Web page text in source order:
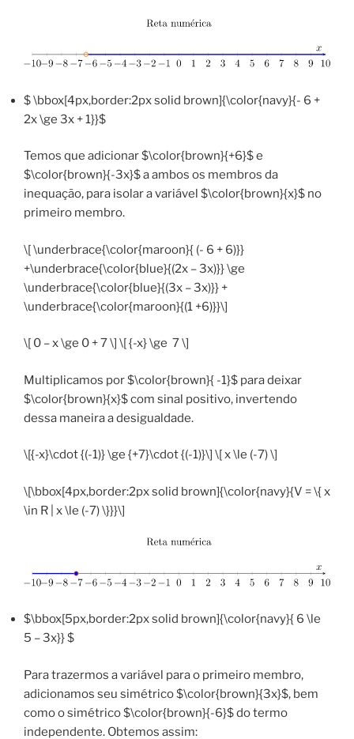
$ \bbox[4px,border:2px solid brown]{\color{navy}{- 6 +
2x \ge 3x + 1}}$
Temos que adicionar $\color{brown}{+6}$ e
$\color{brown}{-3x}$ a ambos os membros da
inequação, para isolar a variável $\color{brown}{x}$ no
primeiro membro.
\[ \underbrace{\color{maroon}{ (- 6 + 6)}}
+\underbrace{\color{blue}{(2x – 3x)}} \ge
\underbrace{\color{blue}{(3x – 3x)}} +
\underbrace{\color{maroon}{(1 +6)}}\]
\[ 0 – x \ge 0 + 7 \] \[ {-x} \ge 7 \]
Multiplicamos por $\color{brown}{ -1}$ para deixar
$\color{brown}{x}$ com sinal positivo, invertendo
dessa maneira a desigualdade.
\[{-x}\cdot {(-1)} \ge {+7}\cdot {(-1)}\] \[ x \le (-7) \]
\[\bbox[4px,border:2px solid brown]{\color{navy}{V = \{ x
\in R | x \le (-7) \}}}\]
$\bbox[5px,border:2px solid brown]{\color{navy}{ 6 \le
5 – 3x}} $
Para trazermos a variável para o primeiro membro,
adicionamos seu simétrico $\color{brown}{3x}$, bem
como o simétrico $\color{brown}{-6}$ do termo
independente. Obtemos assim: